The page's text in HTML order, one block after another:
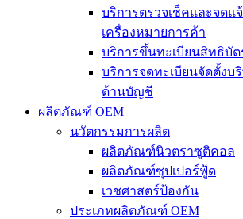
บริการตรวจเช็คและจดแ
เครื่องหมายการค้า
บริการขึ้นทะเบียนสิทธิบัต
บริการจดทะเบียนจัดตั้งบ
ด้านบัญชี
ผลิตภัณฑ์ OEM
นวัตกรรมการผลิต
ผลิตภัณฑ์นิวตราซูติคอล
ผลิตภัณฑ์ซุปเปอร์ฟู้ด
เวชศาสตร์ป้องกัน
ประเภทผลิตภัณฑ์ OEM